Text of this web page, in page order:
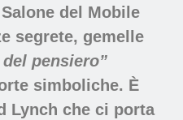
del Mobile
segrete, gemelle
del pensiero”
simboliche. È
Lynch che ci porta